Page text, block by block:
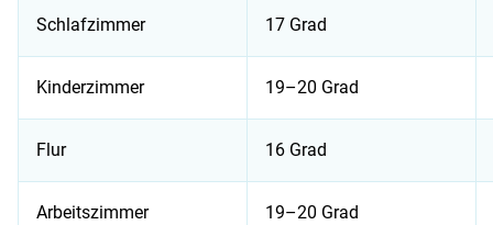
Schlafzimmer 17 Grad
Kinderzimmer 19–20 Grad
Flur 16 Grad
Arbeitszimmer 19–20 Grad